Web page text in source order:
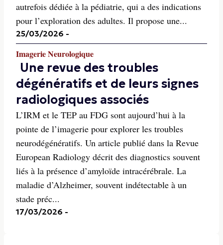
autrefois dédiée à la pédiatrie, qui a des indications
pour l’exploration des adultes. Il propose une...
25/03/2026 -
Imagerie Neurologique
Une revue des troubles
dégénératifs et de leurs signes
radiologiques associés
L’IRM et le TEP au FDG sont aujourd’hui à la
pointe de l’imagerie pour explorer les troubles
neurodégénératifs. Un article publié dans la Revue
European Radiology décrit des diagnostics souvent
liés à la présence d’amyloïde intracérébrale. La
maladie d’Alzheimer, souvent indétectable à un
stade préc...
17/03/2026 -